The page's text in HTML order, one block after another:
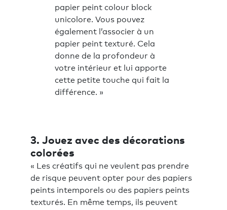
papier peint colour block
unicolore. Vous pouvez
également l’associer à un
papier peint texturé. Cela
donne de la profondeur à
votre intérieur et lui apporte
cette petite touche qui fait la
différence. »
3. Jouez avec des décorations
colorées
« Les créatifs qui ne veulent pas prendre
de risque peuvent opter pour des papiers
peints intemporels ou des papiers peints
texturés. En même temps, ils peuvent